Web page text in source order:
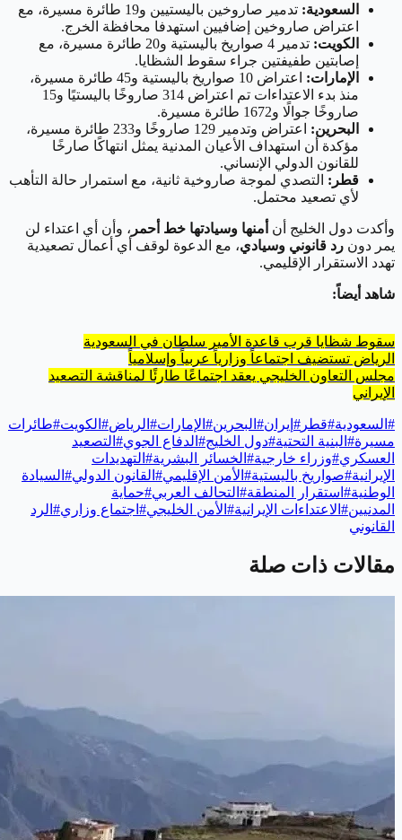
السعودية:
تدمير صاروخين باليستيين و19 طائرة مسيرة، مع
اعتراض صاروخين إضافيين استهدفا محافظة الخرج.
الكويت:
تدمير 4 صواريخ باليستية و20 طائرة مسيرة، مع
إصابتين طفيفتين جراء سقوط الشظايا.
الإمارات:
اعتراض 10 صواريخ باليستية و45 طائرة مسيرة،
منذ بدء الاعتداءات تم اعتراض 314 صاروخًا باليستيًا و15
صاروخًا جوالًا و1672 طائرة مسيرة.
البحرين:
اعتراض وتدمير 129 صاروخًا و233 طائرة مسيرة،
مؤكدة أن استهداف الأعيان المدنية يمثل انتهاكًا صارخًا
للقانون الدولي الإنساني.
قطر: التصدي لموجة صاروخية ثانية، مع استمرار حالة التأهب
لأي تصعيد محتمل.
وأكدت دول الخليج أن أمنها وسيادتها خط أحمر ، وأن أي اعتداء لن
يمر دون رد قانوني وسيادي، مع الدعوة لوقف أي أعمال تصعيدية
تهدد الاستقرار الإقليمي.
شاهد أيضاً:
سقوط شظايا قرب قاعدة الأمير سلطان في السعودية
الرياض تستضيف اجتماعاً وزارياً عربياً وإسلامياً
مجلس التعاون الخليجي يعقد اجتماعًا طارئًا لمناقشة التصعيد
الإيراني
# السعودية#قطر # إيران# البحرين# الإمارات# الرياض# الكويت#طائرات
مسيرة# البنية التحتية#دول الخليج# الدفاع الجوي# التصعيد
العسكري#وزراء خارجية# الخسائر البشرية# التهديدات
الإيرانية#صواريخ باليستية# الأمن الإقليمي# القانون الدولي# السيادة
الوطنية# استقرار المنطقة# التحالف العربي#حماية
المدنيين# الاعتداءات الإيرانية# الأمن الخليجي# اجتماع وزاري# الرد
القانوني
مقالات ذات صلة